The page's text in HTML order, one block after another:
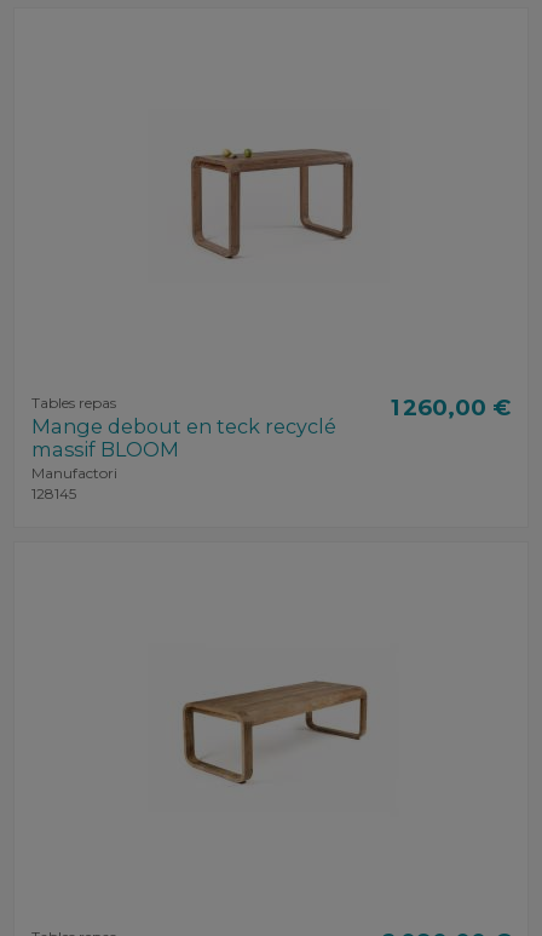
Tables repas
Mange debout en teck recyclé
massif BLOOM
Manufactori
128145
1 260,00 €